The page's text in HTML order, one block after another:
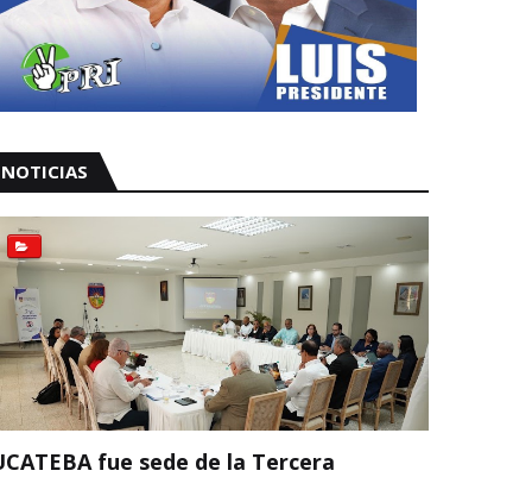
NOTICIAS
fue sede de la Tercera